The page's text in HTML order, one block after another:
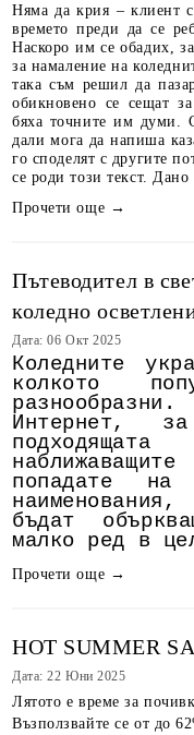
Няма да крия – клиент
времето преди да се
Наскоро им се обадих,
за намаление на
така съм решил да
обикновено се сещат
бяха точните им думи.
дали мога да напиша
го споделят с другите
се роди този текст.
Прочети още →
Пътеводител в
коледно
Дата: 06 Окт 2025
Коледните
колкото
Интернет,
попадате на
бъдат
малко ред в
Прочети още →
HOT SUMMER
Дата: 22 Юни 2025
Лятото е време за
Възползвайте се от до